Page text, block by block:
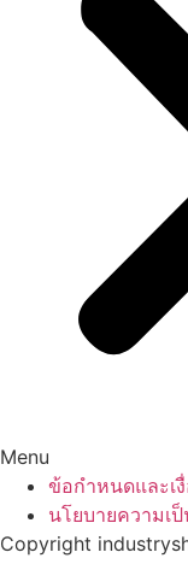
Menu
ข้อกำหนดและเ
นโยบายความเ
Copyright